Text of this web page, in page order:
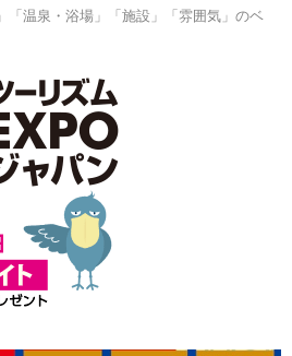
「温泉・浴場」「施設」「雰囲気」のベ